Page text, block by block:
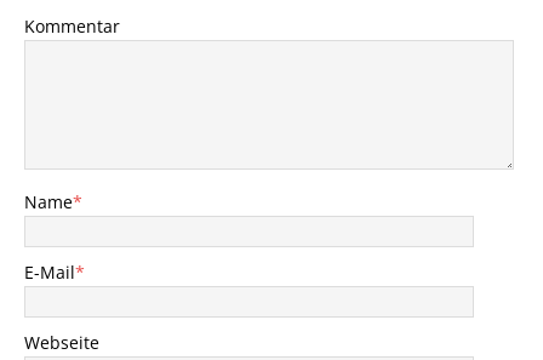
Kommentar
Name*
E-Mail*
Webseite